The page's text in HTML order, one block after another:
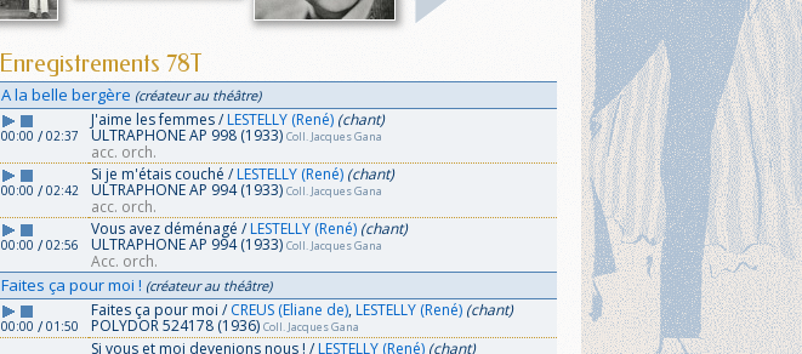
Enregistrements 78T
A la belle bergère (créateur au théâtre)
00:00 /02:37
J'aime les femmes /LESTELLY (René) (chant)
ULTRAPHONE AP 998 (1933) Coll. Jacques Gana
acc. orch.
00:00 /02:42
Si je m'étais couché /LESTELLY (René) (chant)
ULTRAPHONE AP 994 (1933) Coll. Jacques Gana
acc. orch.
00:00 /02:56
Vous avez déménagé /LESTELLY (René) (chant)
ULTRAPHONE AP 994 (1933) Coll. Jacques Gana
Acc. orch.
Faites ça pour moi ! (créateur au théâtre)
00:00 /01:50
Faites ça pour moi /CREUS (Eliane de), LESTELLY (René) (chant)
POLYDOR 524178 (1936) Coll. Jacques Gana
Si vous et moi devenions nous ! /LESTELLY (René) (chant)